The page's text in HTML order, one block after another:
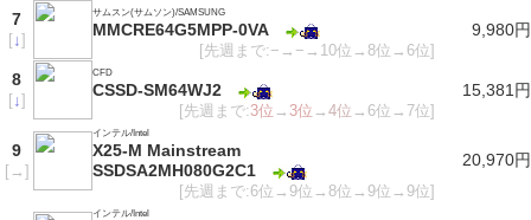
7
[↓]
サムスン(サムソン)/SAMSUNG
MMCRE64G5MPP-0VA
[先週まで:−→−→10位→8位→6位]
9,980円
8
[↓]
CFD
CSSD-SM64WJ2
[先週まで:3位 → 3位 →4位 →6位→7位]
15,381円
9
[→ ]
インテル/Intel
X25-M Mainstream
SSDSA2MH080G2C1
[先週まで:6位→9位→8位→9位→9位]
20,970円
インテル/Intel